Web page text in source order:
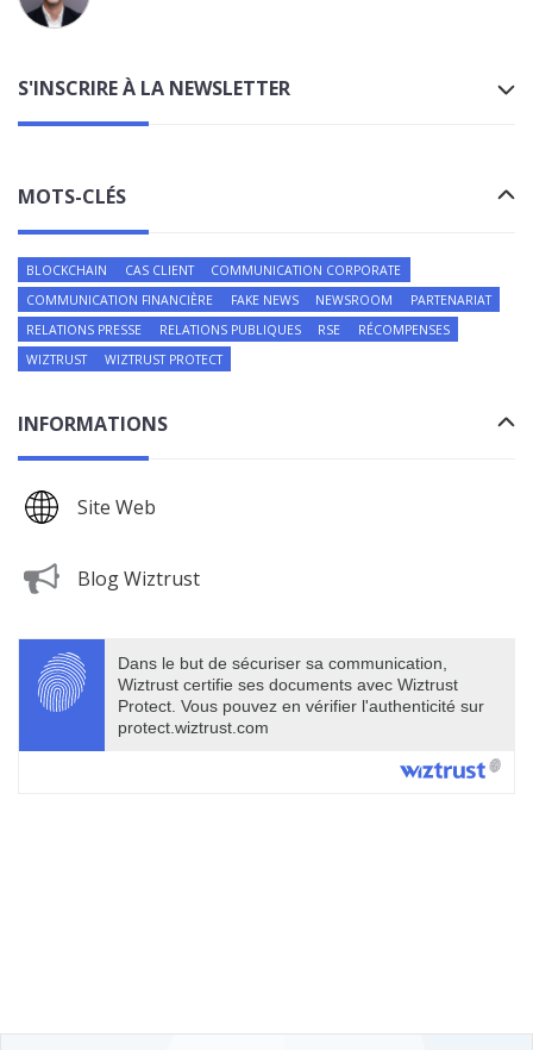
S'INSCRIRE À LA NEWSLETTER
MOTS-CLÉS
BLOCKCHAIN CAS CLIENT
COMMUNICATION CORPORATE
COMMUNICATION FINANCIÈRE
FAKE NEWS NEWSROOM
PARTENARIAT
RELATIONS PRESSE
RELATIONS PUBLIQUES RSE
RÉCOMPENSES
WIZTRUST
WIZTRUST PROTECT
INFORMATIONS
Site Web
Blog Wiztrust